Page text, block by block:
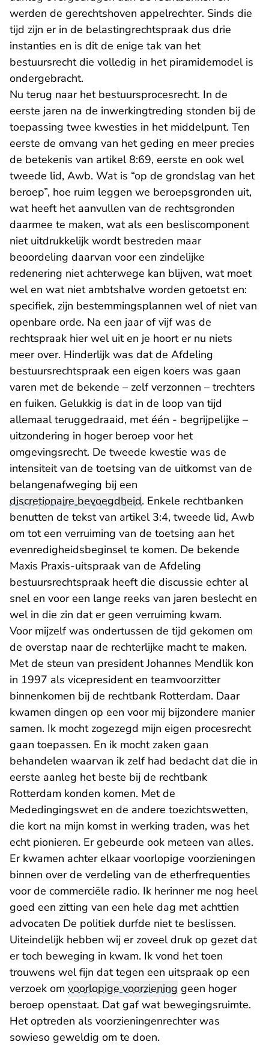
werden de gerechtshoven appelrechter. Sinds die
tijd zijn er in de belastingrechtspraak dus drie
instanties en is dit de enige tak van het
bestuursrecht die volledig in het piramidemodel is
ondergebracht.
Nu terug naar het bestuursprocesrecht. In de
eerste jaren na de inwerkingtreding stonden bij de
toepassing twee kwesties in het middelpunt. Ten
eerste de omvang van het geding en meer precies
de betekenis van artikel 8:69, eerste en ook wel
tweede lid, Awb. Wat is “op de grondslag van het
beroep”, hoe ruim leggen we beroepsgronden uit,
wat heeft het aanvullen van de rechtsgronden
daarmee te maken, wat als een besliscomponent
niet uitdrukkelijk wordt bestreden maar
beoordeling daarvan voor een zindelijke
redenering niet achterwege kan blijven, wat moet
wel en wat niet ambtshalve worden getoetst en:
specifiek, zijn bestemmingsplannen wel of niet van
openbare orde. Na een jaar of vijf was de
rechtspraak hier wel uit en je hoort er nu niets
meer over. Hinderlijk was dat de Afdeling
bestuursrechtspraak een eigen koers was gaan
varen met de bekende – zelf verzonnen – trechters
en fuiken. Gelukkig is dat in de loop van tijd
allemaal teruggedraaid, met één - begrijpelijke –
uitzondering in hoger beroep voor het
omgevingsrecht. De tweede kwestie was de
intensiteit van de toetsing van de uitkomst van de
belangenafweging bij een
discretionaire bevoegdheid. Enkele rechtbanken
benutten de tekst van artikel 3:4, tweede lid, Awb
om tot een verruiming van de toetsing aan het
evenredigheidsbeginsel te komen. De bekende
Maxis Praxis-uitspraak van de Afdeling
bestuursrechtspraak heeft die discussie echter al
snel en voor een lange reeks van jaren beslecht en
wel in die zin dat er geen verruiming kwam.
Voor mijzelf was ondertussen de tijd gekomen om
de overstap naar de rechterlijke macht te maken.
Met de steun van president Johannes Mendlik kon
in 1997 als vicepresident en teamvoorzitter
binnenkomen bij de rechtbank Rotterdam. Daar
kwamen dingen op een voor mij bijzondere manier
samen. Ik mocht zogezegd mijn eigen procesrecht
gaan toepassen. En ik mocht zaken gaan
behandelen waarvan ik zelf had bedacht dat die in
eerste aanleg het beste bij de rechtbank
Rotterdam konden komen. Met de
Mededingingswet en de andere toezichtswetten,
die kort na mijn komst in werking traden, was het
echt pionieren. Er gebeurde ook meteen van alles.
Er kwamen achter elkaar voorlopige voorzieningen
binnen over de verdeling van de etherfrequenties
voor de commerciële radio. Ik herinner me nog heel
goed een zitting van een hele dag met achttien
advocaten De politiek durfde niet te beslissen.
Uiteindelijk hebben wij er zoveel druk op gezet dat
er toch beweging in kwam. Ik vond het toen
trouwens wel fijn dat tegen een uitspraak op een
verzoek om voorlopige voorziening geen hoger
beroep openstaat. Dat gaf wat bewegingsruimte.
Het optreden als voorzieningenrechter was
sowieso geweldig om te doen.